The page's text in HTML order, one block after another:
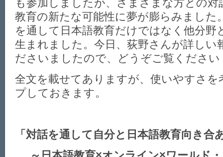
も参加しましたが、さまざまな方との対
教育の新たな可能性に夢が膨らみました
を通して日本語教育だけではなく他分野
生まれました。今日、荻野さんが詳しい
ださいましたので、どうぞご覧ください
全文を載せてありますが、使いやすさを
プしておきます。
「対話を通して自分と日本語教育向き合